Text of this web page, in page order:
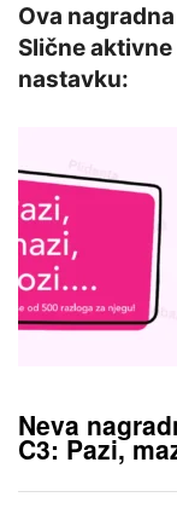
Ova
Slične
nastavku:
Neva
C3: Pazi,